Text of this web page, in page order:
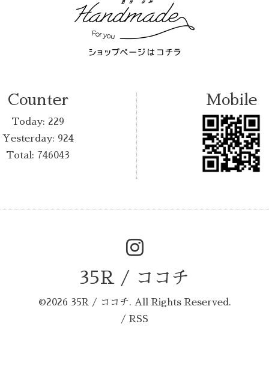
Counter
Today: 229
Yesterday: 924
Total: 746043
Mobile
35R / ココチ
©2026 35R / ココチ. All Rights Reserved.
/ RSS